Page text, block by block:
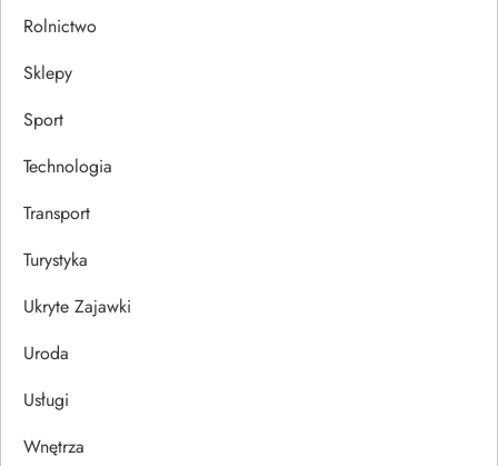
Rolnictwo
Sklepy
Sport
Technologia
Transport
Turystyka
Ukryte Zajawki
Uroda
Usługi
Wnętrza